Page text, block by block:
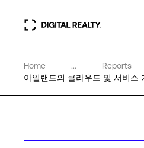
데이터 센터
Home ...
Reports
아일랜드의 클라우드 및 서비스